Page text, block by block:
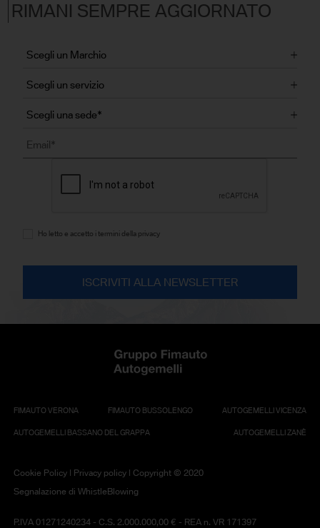
RIMANI SEMPRE AGGIORNATO
Ho letto e accetto i termini della privacy
FIMAUTO VERONA FIMAUTO BUSSOLENGO AUTOGEMELLI VICENZA
AUTOGEMELLI BASSANO DEL GRAPPA AUTOGEMELLI ZANÈ
Cookie Policy | Privacy policy| Copyright © 2020
Segnalazione di WhistleBlowing
P.IVA 01271240234 - C.S. 2.000.000,00 € - REA n. VR 171397